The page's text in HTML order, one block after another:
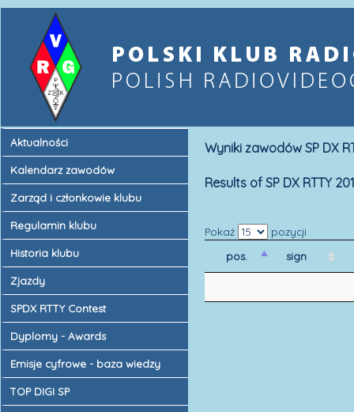
Aktualności
Kalendarz zawodów
Zarząd i członkowie klubu
Regulamin klubu
Historia klubu
Zjazdy
SPDX RTTY Contest
Dyplomy - Awards
Emisje cyfrowe - baza wiedzy
TOP DIGI SP
Wyniki zawodów SP DX
Results of SP DX RTTY
Pokaż
pozycji
pos.
sign